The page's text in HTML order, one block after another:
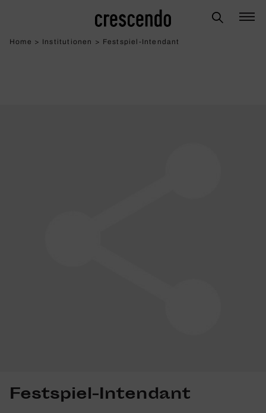
Home > Institutionen > Festspiel-Intendant
Festspiel-Intendant